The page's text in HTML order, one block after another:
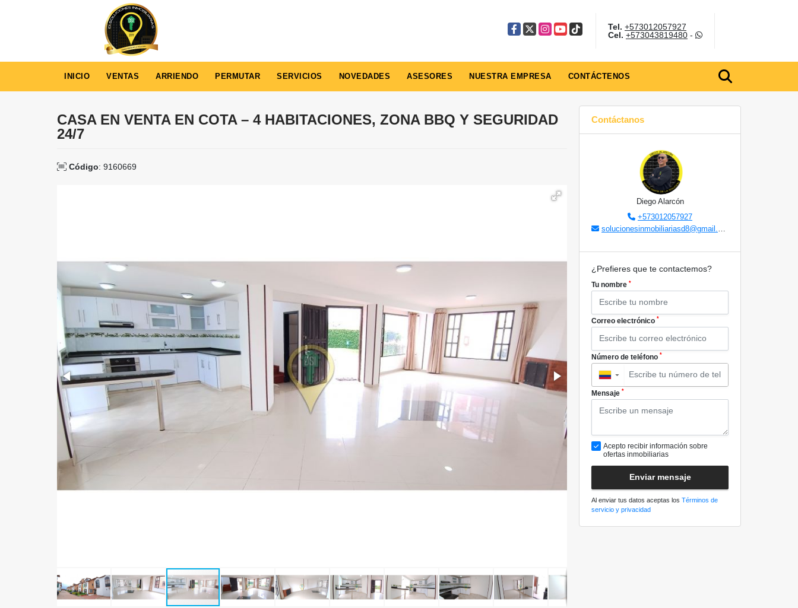
Facebook
X Instagram
YouTube
TikTok Tel. +573012057927
Cel. +573043819480-
INICIO VENTAS ARRIENDO PERMUTAR SERVICIOS NOVEDADES ASESORES NUESTRA EMPRESA CONTÁCTENOS
CASA EN VENTA EN COTA – 4 HABITACIONES, ZONA BBQ Y SEGURIDAD
24/7
Código: 9160669
Contáctanos
Diego Alarcón
+573012057927
solucionesinmobiliariasd8@gmail.com
¿Prefieres que te contactemos?
Tu nombre *
Correo electrónico *
Número de teléfono *
▼
Mensaje *
Acepto recibir información sobre
ofertas inmobiliarias
Enviar mensaje
Al enviar tus datos aceptas los Términos de
servicio y privacidad